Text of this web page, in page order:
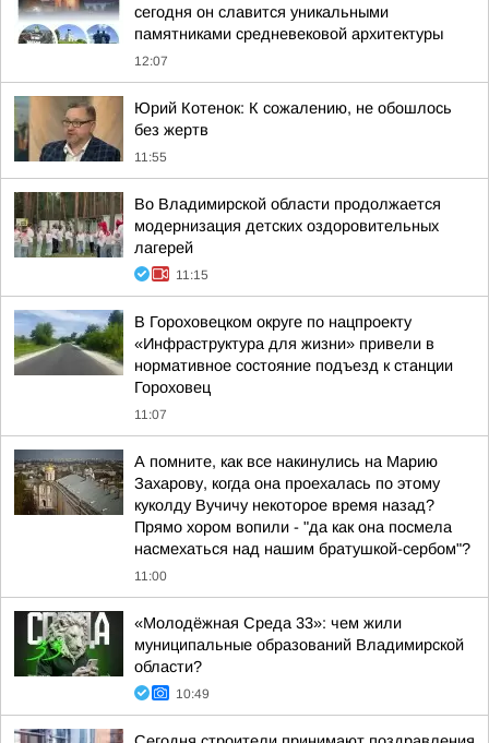
сегодня он славится уникальными
памятниками средневековой архитектуры
12:07
Юрий Котенок: К сожалению, не обошлось
без жертв
11:55
Во Владимирской области продолжается
модернизация детских оздоровительных
лагерей
11:15
В Гороховецком округе по нацпроекту
«Инфраструктура для жизни» привели в
нормативное состояние подъезд к станции
Гороховец
11:07
А помните, как все накинулись на Марию
Захарову, когда она проехалась по этому
куколду Вучичу некоторое время назад?
Прямо хором вопили - "да как она посмела
насмехаться над нашим братушкой-сербом"?
11:00
«Молодёжная Среда 33»: чем жили
муниципальные образований Владимирской
области?
10:49